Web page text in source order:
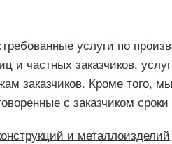
услуги по
и частных заказчиков,
заказчиков. Кроме того,
с заказчиком сроки
и металлоизделий